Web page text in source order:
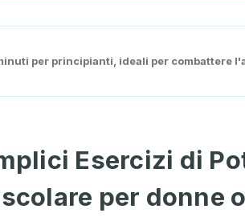
per principianti, ideali per combattere
Esercizi di
per donne